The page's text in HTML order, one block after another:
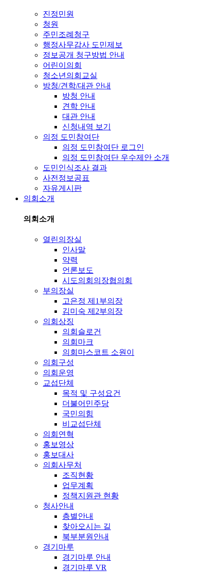
진정민원
청원
주민조례청구
행정사무감사 도민제보
정보공개 청구방법 안내
어린이의회
청소년의회교실
방청/견학/대관 안내
방청 안내
견학 안내
대관 안내
신청내역 보기
의정 도민참여단
의정 도민참여단 로그인
의정 도민참여단 우수제안 소개
도민인식조사 결과
사전정보공표
자유게시판
의회소개
의회소개
열린의장실
인사말
약력
언론보도
시도의회의장협의회
부의장실
고은정 제1부의장
김미숙 제2부의장
의회상징
의회슬로건
의회마크
의회마스코트 소원이
의회구성
의회운영
교섭단체
목적 및 구성요건
더불어민주당
국민의힘
비교섭단체
의회연혁
홍보영상
홍보대사
의회사무처
조직현황
업무계획
정책지원관 현황
청사안내
층별안내
찾아오시는 길
북부분원안내
경기마루
경기마루 안내
경기마루 VR